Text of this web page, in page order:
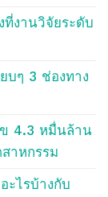
งานวิจัยระดับ
บๆ 3 ช่องทาง
4.3 หมื่นล้าน
าหกรรม
ะไรบ้างกับ